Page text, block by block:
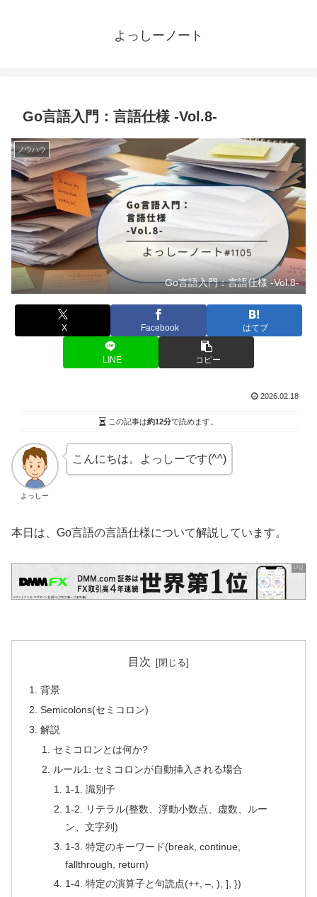
よっしーノート
Go言語入門：言語仕様 -Vol.8-
ノウハウ
Go言語入門：言語仕様 -Vol.8-
X Facebook はてブ
LINE コピー
2026.02.18
この記事は約12分で読めます。
よっしー
こんにちは。よっしーです(^^)
本日は、Go言語の言語仕様について解説しています。
目次
背景
Semicolons(セミコロン)
解説
セミコロンとは何か?
ルール1: セミコロンが自動挿入される場合
1-1. 識別子
1-2. リテラル(整数、浮動小数点、虚数、ルー
ン、文字列)
1-3. 特定のキーワード(break, continue,
fallthrough, return)
1-4. 特定の演算子と句読点(++, –, ), ], })